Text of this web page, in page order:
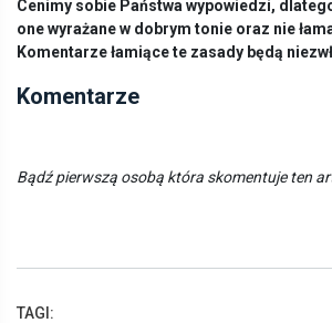
Cenimy sobie Państwa wypowiedzi,
one wyrażane w dobrym tonie oraz nie
Komentarze łamiące te zasady będą
Komentarze
Bądź pierwszą osobą która skomentuje ten
TAGI: